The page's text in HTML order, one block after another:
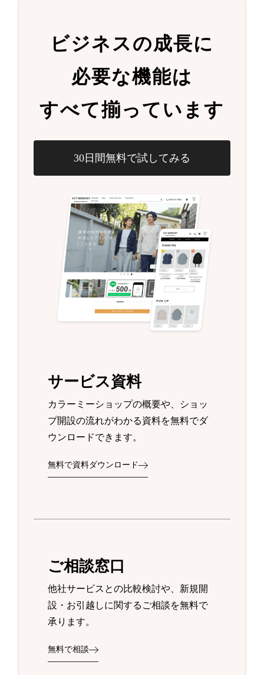
ビジネスの成長に
必要な機能は
すべて揃っています
30日間無料で試してみる
サービス資料
カラーミーショップの概要や、ショッ
プ開設の流れがわかる資料を無料でダ
ウンロードできます。
無料で資料ダウンロード
ご相談窓口
他社サービスとの比較検討や、新規開
設・お引越しに関するご相談を無料で
承ります。
無料で相談